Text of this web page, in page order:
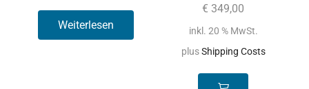
Weiterlesen
€ 349,00
inkl. 20 % MwSt.
plusShipping Costs